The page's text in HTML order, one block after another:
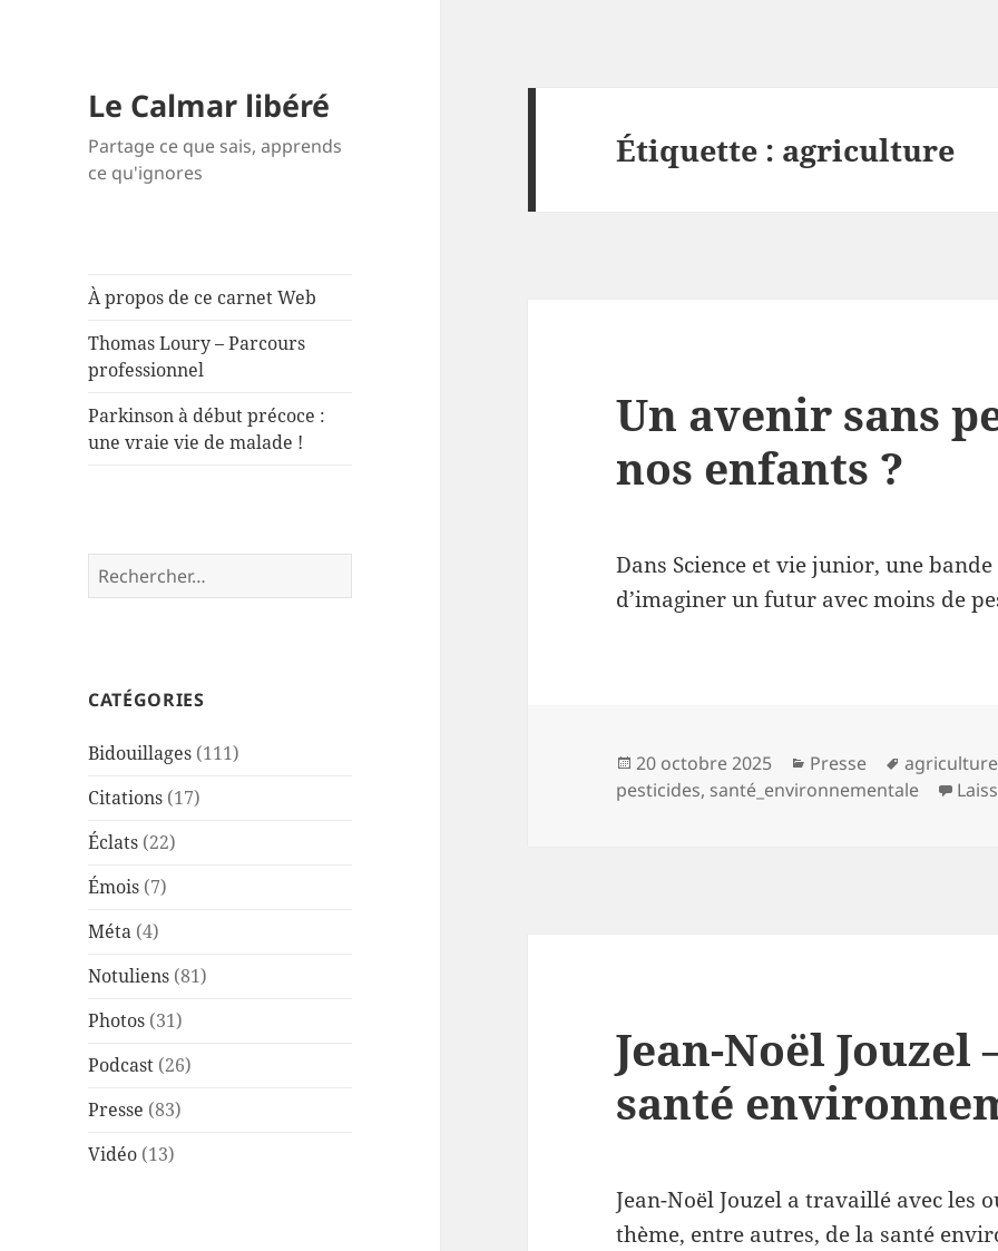
Le Calmar libéré
Partage ce que sais, apprends
ce qu'ignores
À propos de ce carnet Web
Thomas Loury – Parcours
professionnel
Parkinson à début précoce :
une vraie vie de malade !
Rechercher :
CATÉGORIES
Bidouillages (111)
Citations (17)
Éclats (22)
Émois (7)
Méta (4)
Notuliens (81)
Photos (31)
Podcast (26)
Presse (83)
Vidéo (13)
Étiquette : agriculture
Un avenir sans
nos enfants ?
Dans Science et vie junior, une
d’imaginer un futur avec moins de
Publié
le
20 octobre 2025 Catégories
Presse
Mots-
clés
agriculture
pesticides, santé_environnementale
Jean-Noël Jouzel
santé
Jean-Noël Jouzel a travaillé avec les
thème, entre autres, de la santé